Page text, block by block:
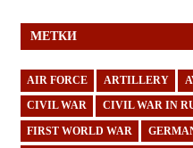
МЕТКИ
AIR FORCE ARTILLERY
CIVIL WAR CIVIL WAR IN
FIRST WORLD WAR